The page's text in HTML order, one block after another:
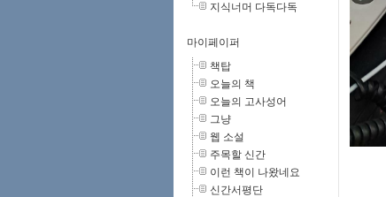
지식너머 다독다독
마이페이퍼
책탑
오늘의 책
오늘의 고사성어
그냥
웹 소설
주목할 신간
이런 책이 나왔네요
신간서평단